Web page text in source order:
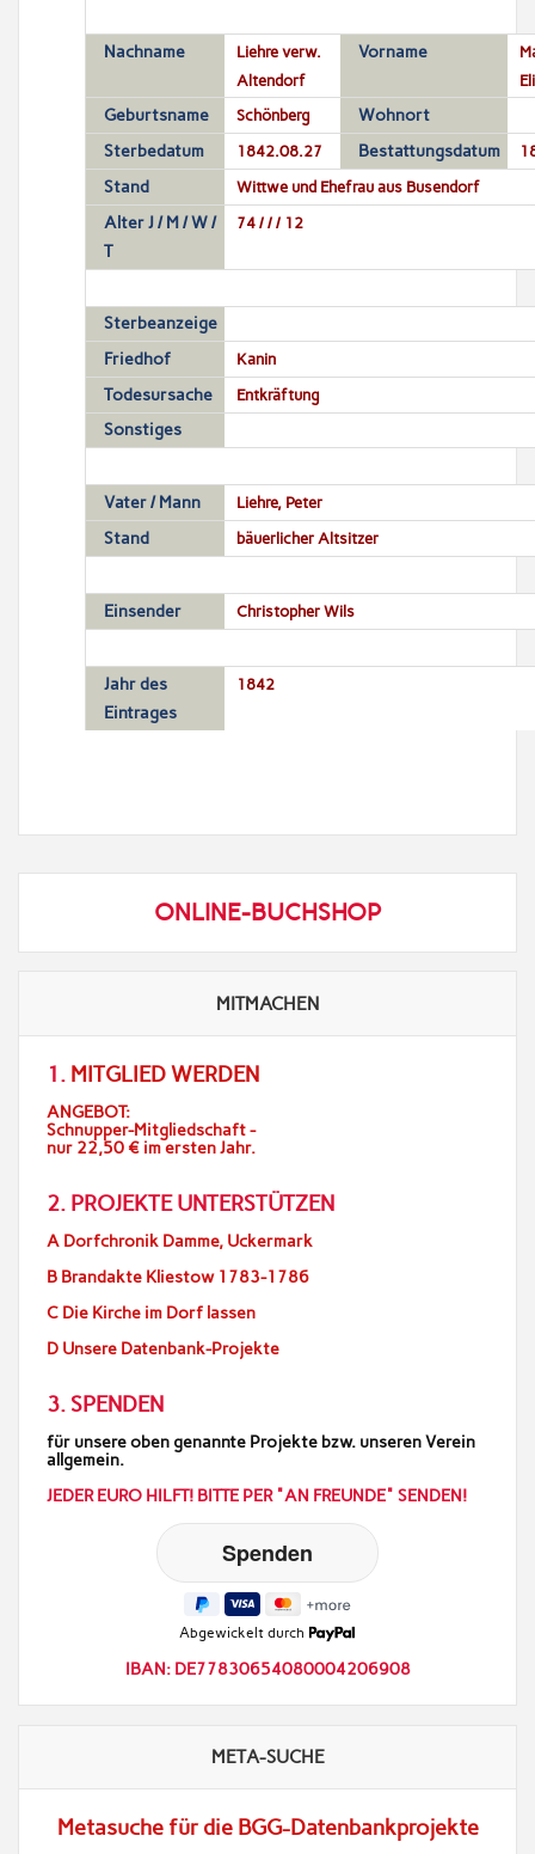
Nachname
Liehre verw.
Altendorf
Vorname
Geburtsname Schönberg
Wohnort
Sterbedatum
1842.08.27 Bestattungsdatum
Stand Wittwe und Ehefrau aus Busendorf
Alter J / M / W /
T
74 / / / 12
Sterbeanzeige
Friedhof
Kanin
Todesursache Entkräftung
Sonstiges
Vater / Mann Liehre, Peter
Stand bäuerlicher Altsitzer
Einsender Christopher Wils
Jahr des
Eintrages
1842
ONLINE-BUCHSHOP
MITMACHEN
1. MITGLIED WERDEN
ANGEBOT:
Schnupper-Mitgliedschaft -
nur 22,50 € im ersten Jahr.
2. PROJEKTE UNTERSTÜTZEN
A Dorfchronik Damme, Uckermark
B Brandakte Kliestow 1783-1786
C Die Kirche im Dorf lassen
D Unsere Datenbank-Projekte
3. SPENDEN
für unsere oben genannte Projekte bzw. unseren Verein
allgemein.
JEDER EURO HILFT! BITTE PER "AN FREUNDE" SENDEN!
Abgewickelt durch
IBAN: DE77830654080004206908
META-SUCHE
Metasuche für die BGG-Datenbankprojekte